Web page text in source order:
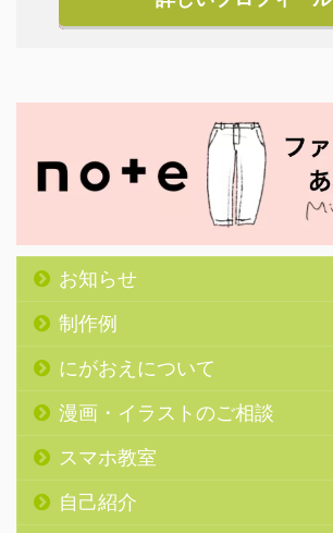
お知らせ
制作例
にがおえについて
漫画・イラストのご相談
スマホ教室
自己紹介